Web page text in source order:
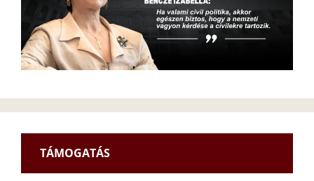
TÁMOGATÁS